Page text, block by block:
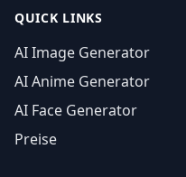
QUICK LINKS
AI Image Generator
AI Anime Generator
AI Face Generator
Preise